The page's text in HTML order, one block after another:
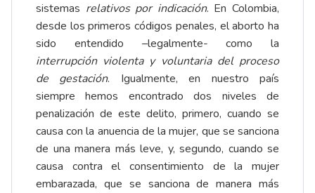
sistemas relativos por indicación. En Colombia,
desde los primeros códigos penales, el aborto ha
sido entendido –legalmente- como la
interrupción violenta y voluntaria del proceso
de gestación. Igualmente, en nuestro país
siempre hemos encontrado dos niveles de
penalización de este delito, primero, cuando se
causa con la anuencia de la mujer, que se sanciona
de una manera más leve, y, segundo, cuando se
causa contra el consentimiento de la mujer
embarazada, que se sanciona de manera más